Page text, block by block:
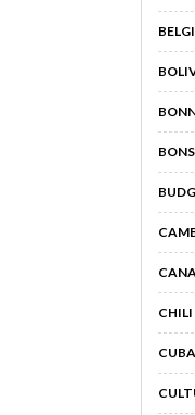
CHILI
CUBA